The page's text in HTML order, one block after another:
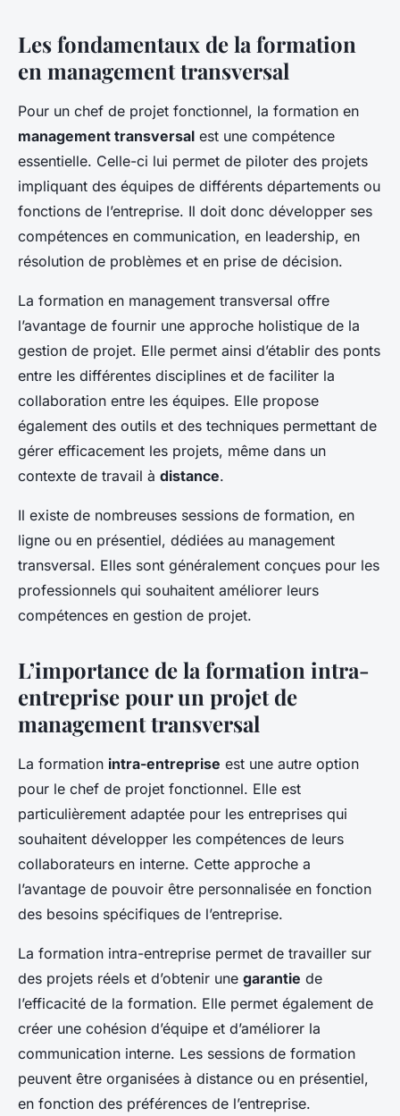
Les fondamentaux de la formation
en management transversal
Pour un chef de projet fonctionnel, la formation en
management transversal est une compétence
essentielle. Celle-ci lui permet de piloter des projets
impliquant des équipes de différents départements ou
fonctions de l’entreprise. Il doit donc développer ses
compétences en communication, en leadership, en
résolution de problèmes et en prise de décision.
La formation en management transversal offre
l’avantage de fournir une approche holistique de la
gestion de projet. Elle permet ainsi d’établir des ponts
entre les différentes disciplines et de faciliter la
collaboration entre les équipes. Elle propose
également des outils et des techniques permettant de
gérer efficacement les projets, même dans un
contexte de travail à distance.
Il existe de nombreuses sessions de formation, en
ligne ou en présentiel, dédiées au management
transversal. Elles sont généralement conçues pour les
professionnels qui souhaitent améliorer leurs
compétences en gestion de projet.
L’importance de la formation intra-
entreprise pour un projet de
management transversal
La formation intra-entreprise est une autre option
pour le chef de projet fonctionnel. Elle est
particulièrement adaptée pour les entreprises qui
souhaitent développer les compétences de leurs
collaborateurs en interne. Cette approche a
l’avantage de pouvoir être personnalisée en fonction
des besoins spécifiques de l’entreprise.
La formation intra-entreprise permet de travailler sur
des projets réels et d’obtenir une garantie de
l’efficacité de la formation. Elle permet également de
créer une cohésion d’équipe et d’améliorer la
communication interne. Les sessions de formation
peuvent être organisées à distance ou en présentiel,
en fonction des préférences de l’entreprise.